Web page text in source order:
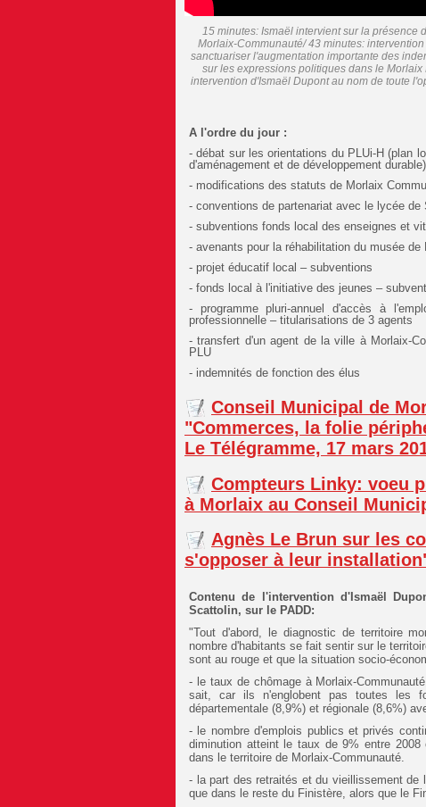
15 minutes: Ismaël intervient sur la présence
Morlaix-Communauté/ 43 minutes:
sanctuariser l'augmentation importante des
sur les expressions politiques dans le
intervention d'Ismaël Dupont au nom de toute
A l'ordre du jour :
- débat sur les orientations du PLUi-H (plan
d'aménagement et de développement durable)
- modifications des statuts de Morlaix
- conventions de partenariat avec le lycée de
- subventions fonds local des enseignes et
- avenants pour la réhabilitation du musée de
- projet éducatif local – subventions
- fonds local à l'initiative des jeunes –
- programme pluri-annuel d'accès à
professionnelle – titularisations de 3 agents
- transfert d'un agent de la ville à Morlaix-
PLU
- indemnités de fonction des élus
Conseil Municipal de
"Commerces, la folie
Le Télégramme, 17 mars
Compteurs Linky: voeu
à Morlaix au Conseil
Agnès Le Brun sur les
s'opposer à leur
Contenu de l'intervention d'Ismaël
Scattolin, sur le PADD:
"Tout d'abord, le diagnostic de territoire
nombre d'habitants se fait sentir sur le
sont au rouge et que la situation socio-
- le taux de chômage à Morlaix-
sait, car ils n'englobent pas toutes les
départementale (8,9%) et régionale (8,6%)
- le nombre d'emplois publics et privés
diminution atteint le taux de 9% entre
dans le territoire de Morlaix-Communauté.
- la part des retraités et du vieillissement de
que dans le reste du Finistère, alors que le